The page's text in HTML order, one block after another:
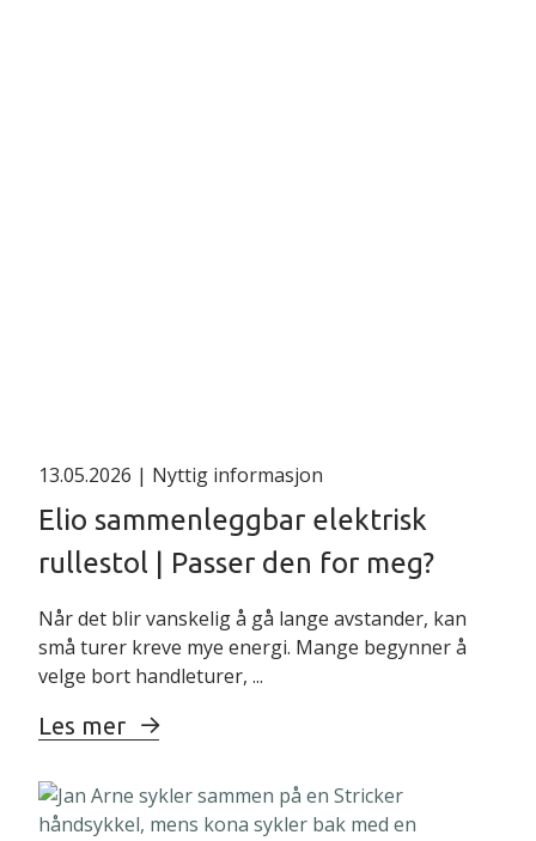
13.05.2026 | Nyttig informasjon
Elio sammenleggbar elektrisk
rullestol | Passer den for meg?
Når det blir vanskelig å gå lange avstander, kan
små turer kreve mye energi. Mange begynner å
velge bort handleturer, ...
Les mer